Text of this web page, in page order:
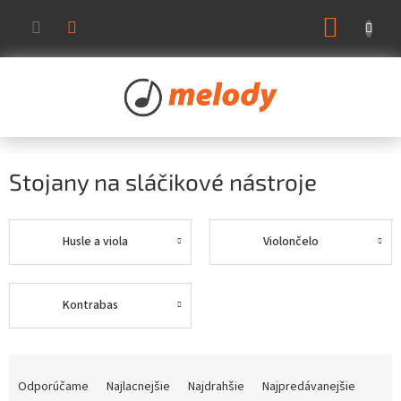
obsah
Stojany na sláčikové nástroje
Husle a viola Violončelo
Kontrabas
Odporúčame Najlacnejšie Najdrahšie
Najpredávanejšie